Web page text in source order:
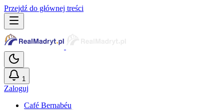
Przejdź do głównej treści
1
Zaloguj
Café Bernabéu